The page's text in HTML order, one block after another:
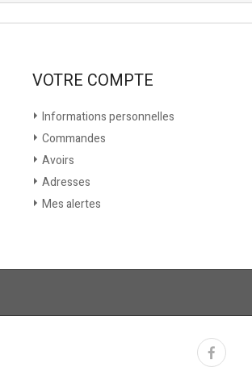
VOTRE COMPTE
Informations personnelles
Commandes
Avoirs
Adresses
Mes alertes